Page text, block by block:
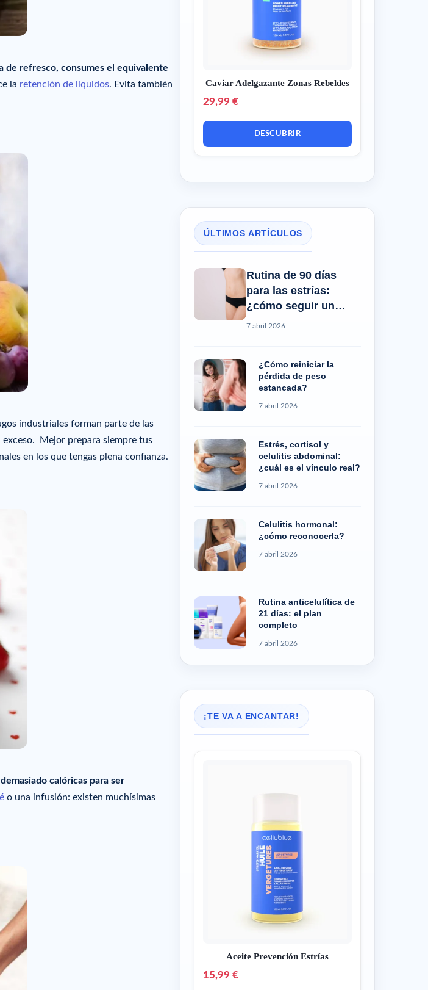
de refresco, consumes el equivalente
la retención de líquidos. Evita también
industriales forman parte de las
Mejor prepara siempre tus
en los que tengas plena confianza.
calóricas para ser
o una infusión: existen muchísimas
Caviar Adelgazante Zonas Rebeldes
29,99 €
DESCUBRIR
ÚLTIMOS ARTÍCULOS
Rutina de 90 días
para las estrías:
¿cómo seguir un
progreso real?
7 abril 2026
¿Cómo reiniciar la
pérdida de peso
estancada?
7 abril 2026
Estrés, cortisol y
celulitis abdominal:
¿cuál es el vínculo real?
7 abril 2026
Celulitis hormonal:
¿cómo reconocerla?
7 abril 2026
Rutina anticelulítica de
21 días: el plan
completo
7 abril 2026
¡TE VA A ENCANTAR!
Aceite Prevención Estrías
15,99 €